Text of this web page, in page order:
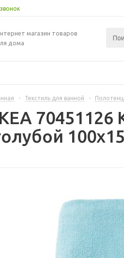
магазин товаров
дома
- Текстиль для ванной -